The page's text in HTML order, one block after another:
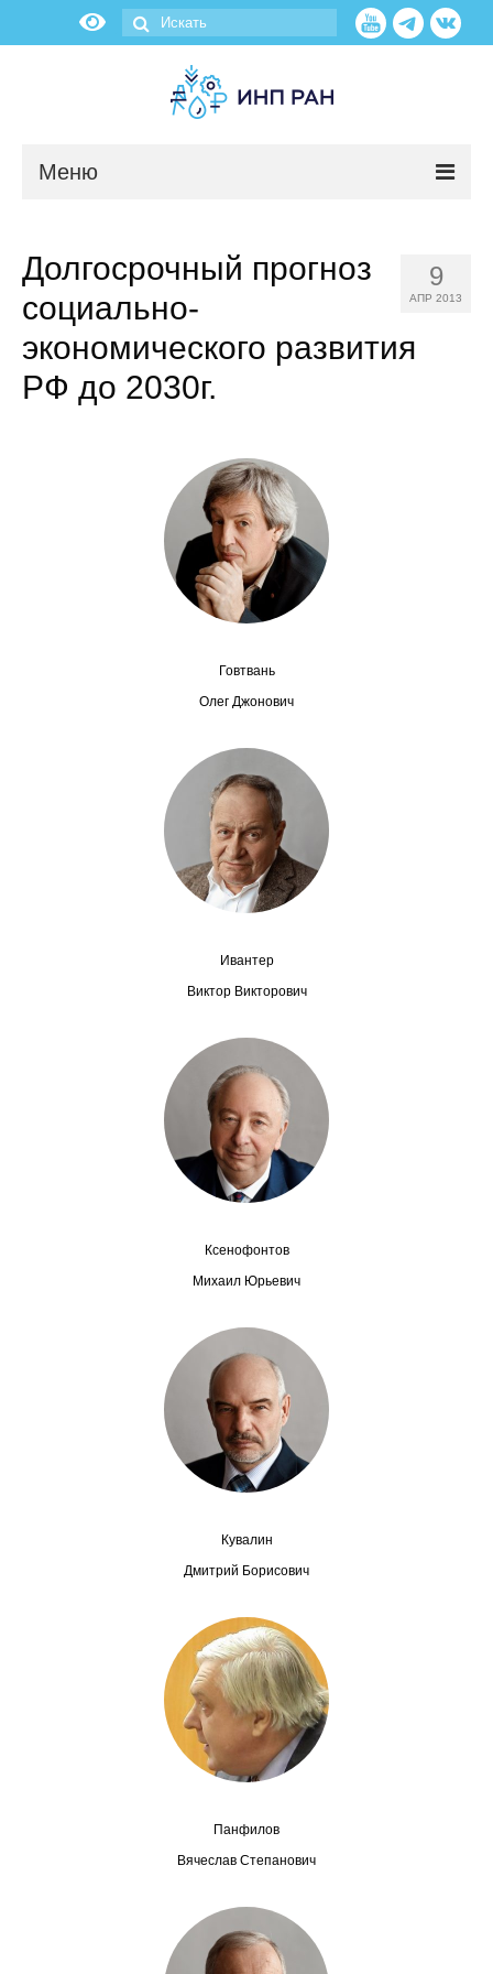
Меню
Научные подразделения
Сотрудники
Отчетность
Противодействие коррупции
Материалы для СМИ
Проблемы прогнозирования
О журнале
Номера журналов
Информация для авторов
Общие требования
Стандарты оформления
О журнале
Редакционная этика
Информация для авторов
Общие требования
Стандарты оформления
Энергетический семинар
Российско-французский семинар
Материалы
9
АПР 2013
Долгосрочный прогноз
социально-
экономического развития
РФ до 2030г.
Говтвань
Олег Джонович
Ивантер
Виктор Викторович
Ксенофонтов
Михаил Юрьевич
Кувалин
Дмитрий Борисович
Панфилов
Вячеслав Степанович